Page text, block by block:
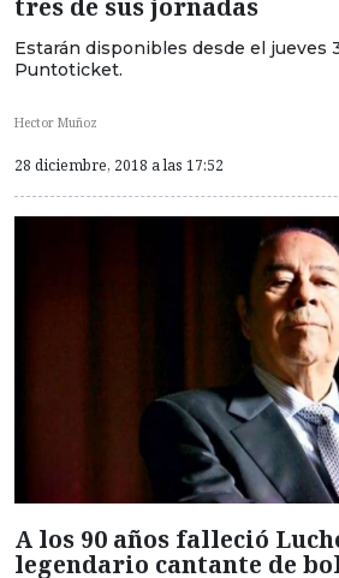
Estarán disponibles desde el jueves
Puntoticket.
Hector Muñoz
28 diciembre, 2018 a las 17:52
A los 90 años falleció
legendario cantante de